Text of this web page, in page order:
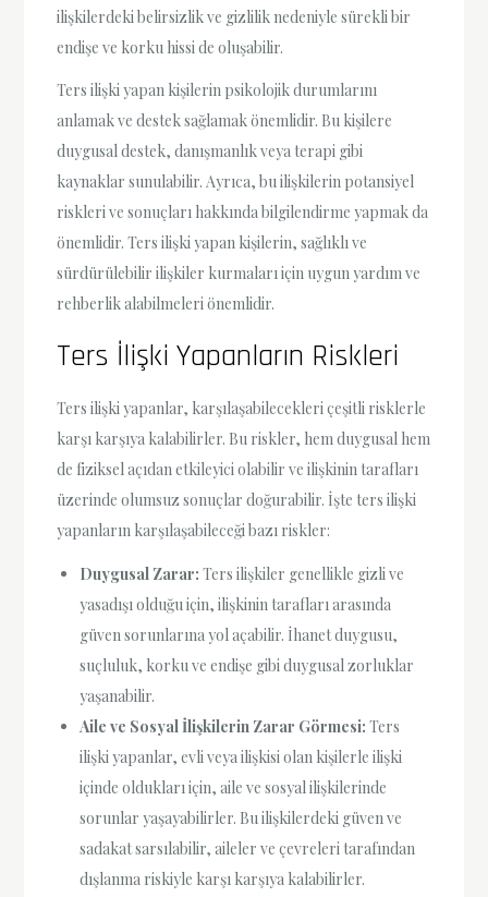
ilişkilerdeki belirsizlik ve gizlilik nedeniyle sürekli bir
endişe ve korku hissi de oluşabilir.
Ters ilişki yapan kişilerin psikolojik durumlarını
anlamak ve destek sağlamak önemlidir. Bu kişilere
duygusal destek, danışmanlık veya terapi gibi
kaynaklar sunulabilir. Ayrıca, bu ilişkilerin potansiyel
riskleri ve sonuçları hakkında bilgilendirme yapmak da
önemlidir. Ters ilişki yapan kişilerin, sağlıklı ve
sürdürülebilir ilişkiler kurmaları için uygun yardım ve
rehberlik alabilmeleri önemlidir.
Ters İlişki Yapanların Riskleri
Ters ilişki yapanlar, karşılaşabilecekleri çeşitli risklerle
karşı karşıya kalabilirler. Bu riskler, hem duygusal hem
de fiziksel açıdan etkileyici olabilir ve ilişkinin tarafları
üzerinde olumsuz sonuçlar doğurabilir. İşte ters ilişki
yapanların karşılaşabileceği bazı riskler:
Duygusal Zarar: Ters ilişkiler genellikle gizli ve
yasadışı olduğu için, ilişkinin tarafları arasında
güven sorunlarına yol açabilir. İhanet duygusu,
suçluluk, korku ve endişe gibi duygusal zorluklar
yaşanabilir.
Aile ve Sosyal İlişkilerin Zarar Görmesi: Ters
ilişki yapanlar, evli veya ilişkisi olan kişilerle ilişki
içinde oldukları için, aile ve sosyal ilişkilerinde
sorunlar yaşayabilirler. Bu ilişkilerdeki güven ve
sadakat sarsılabilir, aileler ve çevreleri tarafından
dışlanma riskiyle karşı karşıya kalabilirler.